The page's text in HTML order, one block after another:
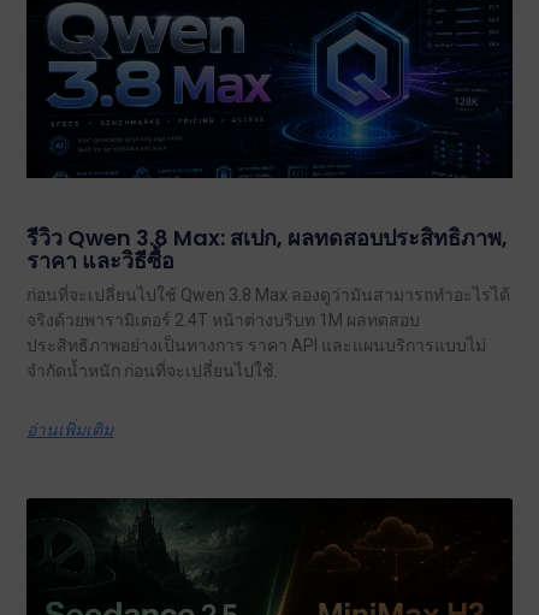
รีวิว Qwen 3.8 Max: สเปก, ผลทดสอบประสิทธิภาพ,
ราคา และวิธีซื้อ
ก่อนที่จะเปลี่ยนไปใช้ Qwen 3.8 Max ลองดูว่ามันสามารถทำอะไรได้
จริงด้วยพารามิเตอร์ 2.4T หน้าต่างบริบท 1M ผลทดสอบ
ประสิทธิภาพอย่างเป็นทางการ ราคา API และแผนบริการแบบไม่
จำกัดน้ำหนัก ก่อนที่จะเปลี่ยนไปใช้.
อ่านเพิ่มเติม